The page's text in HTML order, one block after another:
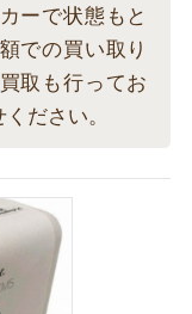
ーで状態もと
での買い取り
取も行ってお
ださい。